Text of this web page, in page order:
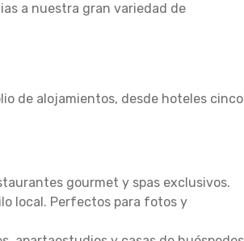
a nuestra gran variedad de
de alojamientos, desde hoteles cinco
gourmet y spas exclusivos.
local. Perfectos para fotos y